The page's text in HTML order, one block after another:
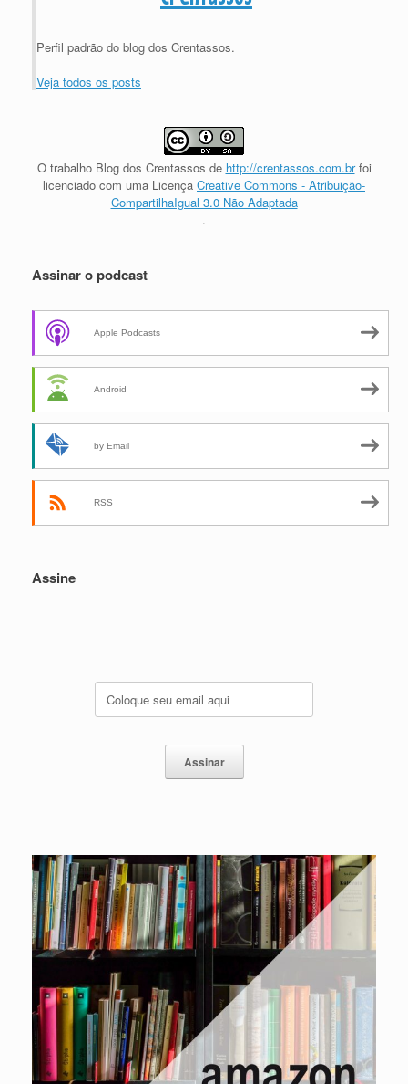
Perfil padrão do blog dos Crentassos.
Veja todos os posts
O trabalho Blog dos Crentassos de http://crentassos.com.brfoi
licenciado com uma Licença Creative Commons - Atribuição-
CompartilhaIgual 3.0 Não Adaptada
.
Assinar o podcast
Apple Podcasts
Android
by Email
RSS
Assine